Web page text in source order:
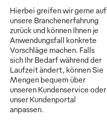
Hierbei greifen wir gerne auf
unsere Branchenerfahrung
zurück und können Ihnen je
Anwendungsfall konkrete
Vorschläge machen. Falls
sich Ihr Bedarf während der
Laufzeit ändert, können Sie
Mengen bequem über
unseren Kundenservice oder
unser Kundenportal
anpassen.